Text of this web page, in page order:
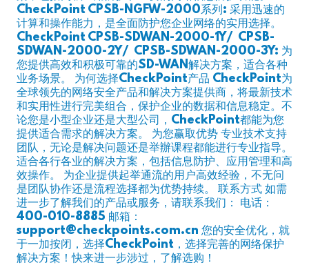
CheckPoint CPSB-NGFW-2000系列: 采用迅速的
计算和操作能力，是全面防护您企业网络的实用选择。
CheckPoint CPSB-SDWAN-2000-1Y/ CPSB-
SDWAN-2000-2Y/ CPSB-SDWAN-2000-3Y: 为
您提供高效和积极可靠的SD-WAN解决方案，适合各种
业务场景。 为何选择CheckPoint产品 CheckPoint为
全球领先的网络安全产品和解决方案提供商，将最新技术
和实用性进行完美组合，保护企业的数据和信息稳定。不
论您是小型企业还是大型公司，CheckPoint都能为您
提供适合需求的解决方案。 为您赢取优势 专业技术支持
团队，无论是解决问题还是举辦课程都能进行专业指导。
适合各行各业的解决方案，包括信息防护、应用管理和高
效操作。 为企业提供起举通流的用户高效经验，不无问
是团队协作还是流程选择都为优势持续。 联系方式 如需
进一步了解我们的产品或服务，请联系我们： 电话：
400-010-8885 邮箱：
support@checkpoints.com.cn 您的安全优化，就
于一加按闭，选择CheckPoint，选择完善的网络保护
解决方案！快来进一步涉过，了解选购！